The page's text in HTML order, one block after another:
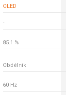
OLED
-
85.1 %
Obdélník
60 Hz